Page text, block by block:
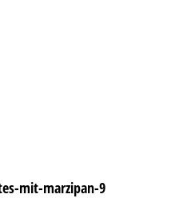
mit-marzipan-9